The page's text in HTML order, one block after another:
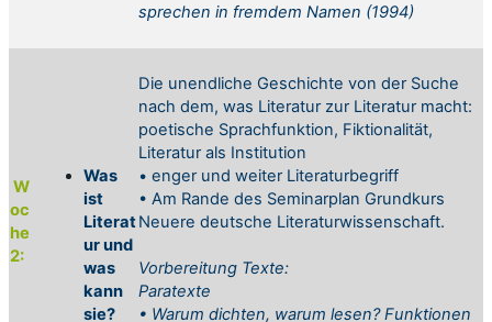
sprechen in fremdem Namen (1994)
W
oc
he
2:
Was
ist
Literat
ur und
was
kann
sie?
Die unendliche Geschichte von der Suche
nach dem, was Literatur zur Literatur macht:
poetische Sprachfunktion, Fiktionalität,
Literatur als Institution
• enger und weiter Literaturbegriff
• Am Rande des Seminarplan Grundkurs
Neuere deutsche Literaturwissenschaft.
Vorbereitung Texte:
Paratexte
• Warum dichten, warum lesen? Funktionen